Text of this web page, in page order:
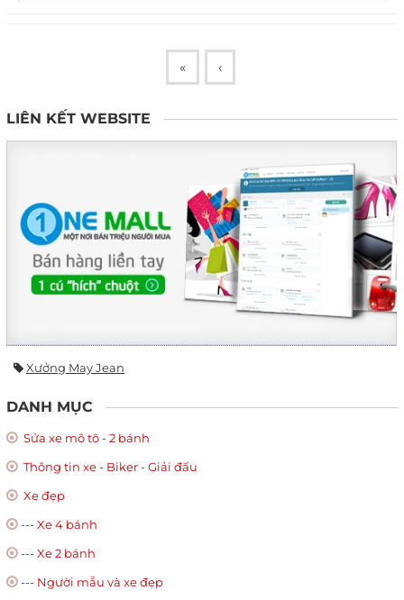
« ‹
LIÊN KẾT WEBSITE
Xưởng May Jean
DANH MỤC
Sửa xe mô tô - 2 bánh
Thông tin xe - Biker - Giải đấu
Xe đẹp
--- Xe 4 bánh
--- Xe 2 bánh
--- Người mẫu và xe đẹp